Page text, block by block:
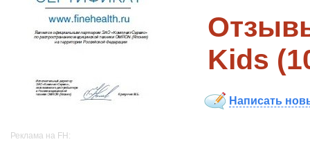
Реклама на FH:
Kids
Написать